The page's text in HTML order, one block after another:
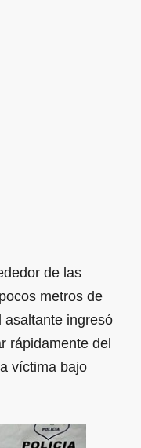
de las
metros de
asaltante ingresó
rápidamente del
víctima bajo